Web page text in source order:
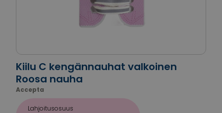
Kiilu C kengännauhat valkoinen
Roosa nauha
Accepta
Lahjoitusosuus